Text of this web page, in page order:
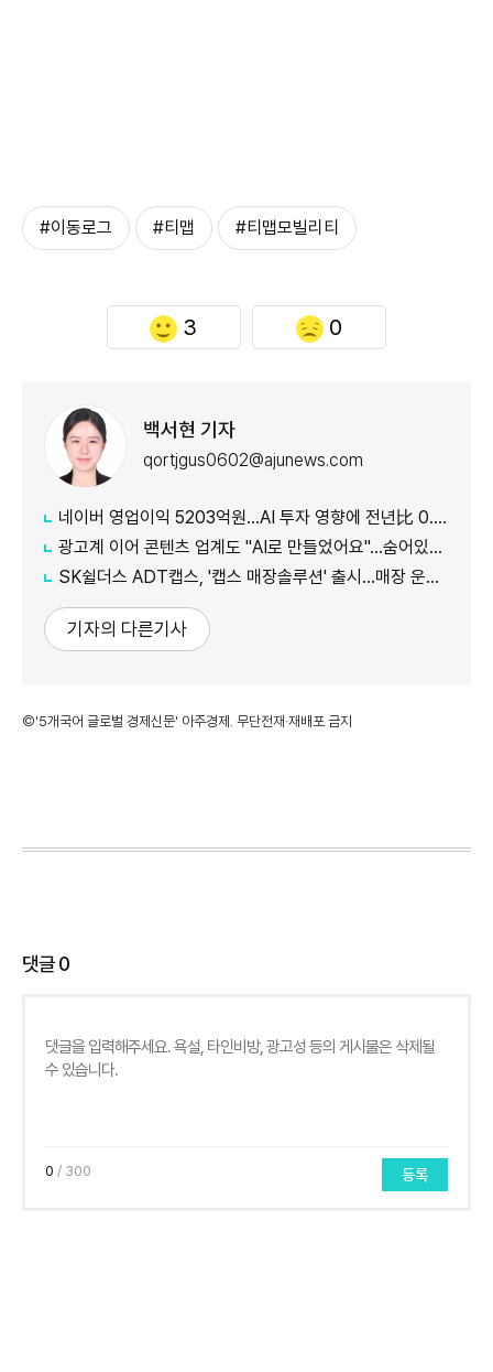
#이동로그 #티맵 #티맵모빌리티
3 0
백서현 기자
qortjgus0602@ajunews.com
네이버 영업이익 5203억원…AI 투자 영향에 전년比 0.2% 감소
광고계 이어 콘텐츠 업계도 "AI로 만들었어요"…숨어있던 AI, 이제 앞으로
SK쉴더스 ADT캡스, '캡스 매장솔루션' 출시…매장 운영·보안 한 번에 관리
기자의 다른기사
©'5개국어 글로벌 경제신문' 아주경제. 무단전재·재배포 금지
댓글0
0 / 300 등록